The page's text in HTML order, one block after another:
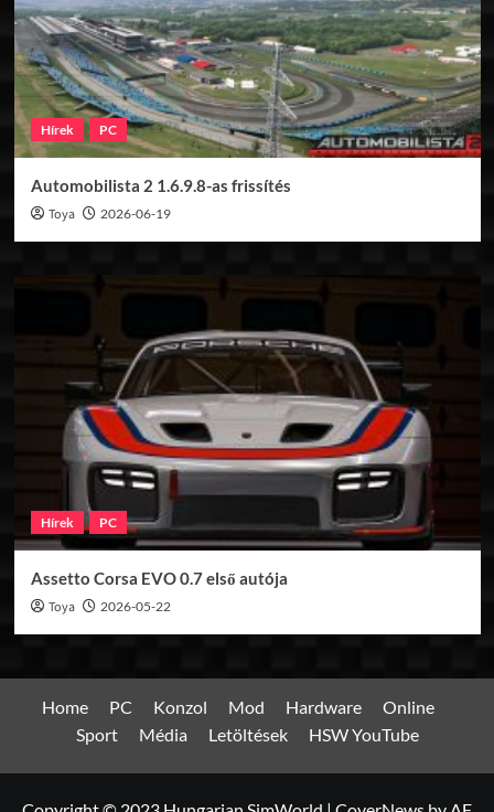
Hírek PC
Automobilista 2 1.6.9.8-as frissítés
Toya 2026-06-19
Hírek PC
Assetto Corsa EVO 0.7 első autója
Toya 2026-05-22
Home PC Konzol Mod Hardware
Online
Sport
Média Letöltések HSW YouTube